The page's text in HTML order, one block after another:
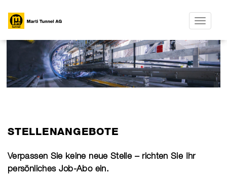
Toggle
​STELLENANGEBOTE
Verpassen Sie keine neue Stelle – richten Sie Ihr
persönliches Job-Abo ein.